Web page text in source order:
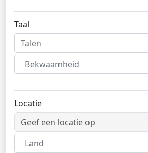
Taal
Bekwaamheid
Locatie
Land